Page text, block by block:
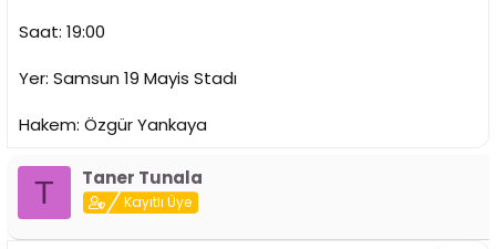
Saat: 19:00
Yer: Samsun 19 Mayis Stadı
Hakem: Özgür Yankaya
T Taner Tunala
Kayıtlı Üye